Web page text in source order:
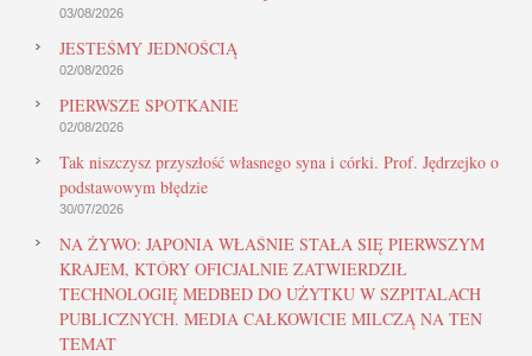
03/08/2026
JESTEŚMY JEDNOŚCIĄ
02/08/2026
PIERWSZE SPOTKANIE
02/08/2026
Tak niszczysz przyszłość własnego syna i córki. Prof. Jędrzejko o
podstawowym błędzie
30/07/2026
NA ŻYWO: JAPONIA WŁAŚNIE STAŁA SIĘ PIERWSZYM
KRAJEM, KTÓRY OFICJALNIE ZATWIERDZIŁ
TECHNOLOGIĘ MEDBED DO UŻYTKU W SZPITALACH
PUBLICZNYCH. MEDIA CAŁKOWICIE MILCZĄ NA TEN
TEMAT